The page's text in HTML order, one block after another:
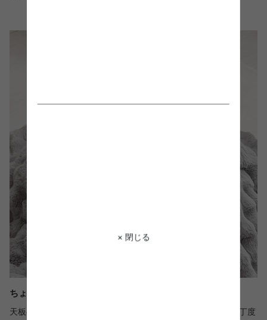
× 閉じる
ちょっとした作業スペースにも
天板の直径は68cmとちょっとした作業や軽い食事を取るのに丁度